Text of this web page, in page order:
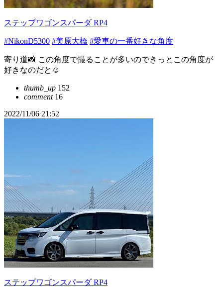
ステップワゴンスパーダ RP4
#NikonD5300 #美原大橋 #愛車の一番好きな角度
寄り道📸 この角度で撮ることが多いのできっとこの角度が
好きなのだと☺️
thumb_up 152
comment16
2022/11/06 21:52
ステップワゴンスパーダ RP4